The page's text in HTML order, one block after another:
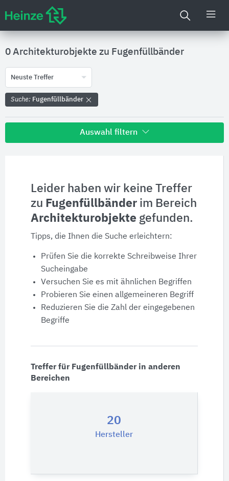
0 Architekturobjekte zu Fugenfüllbänder
Neuste Treffer
Suche: Fugenfüllbänder
Auswahl filtern
Produktinformationen
Produktdaten
Ausschreibungstexte
CAD-Details
Architekturobjekte
Leider haben wir keine Treffer
zu Fugenfüllbänder im Bereich
Architekturobjekte gefunden.
Tipps, die Ihnen die Suche erleichtern:
Prüfen Sie die korrekte Schreibweise Ihrer
Sucheingabe
Versuchen Sie es mit ähnlichen Begriffen
Probieren Sie einen allgemeineren Begriff
Reduzieren Sie die Zahl der eingegebenen
Begriffe
Treffer für Fugenfüllbänder in anderen
Bereichen
20
Hersteller